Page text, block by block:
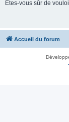
Êtes-vous sûr de
Accueil du forum